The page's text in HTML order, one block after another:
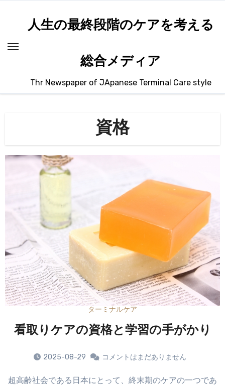
人生の最終段階のケアを考える
総合メディア
Thr Newspaper of JApanese Terminal Care style
資格
ターミナルケア
看取りケアの資格と学習の手がかり
2025-08-29 コメントはまだありません
超高齢社会である日本にとって、終末期のケアの一つであ